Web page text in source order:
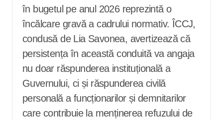
în bugetul pe anul 2026 reprezintă o
încălcare gravă a cadrului normativ. ÎCCJ,
condusă de Lia Savonea, avertizează că
persistența în această conduită va angaja
nu doar răspunderea instituțională a
Guvernului, ci și răspunderea civilă
personală a funcționarilor și demnitarilor
care contribuie la menținerea refuzului de